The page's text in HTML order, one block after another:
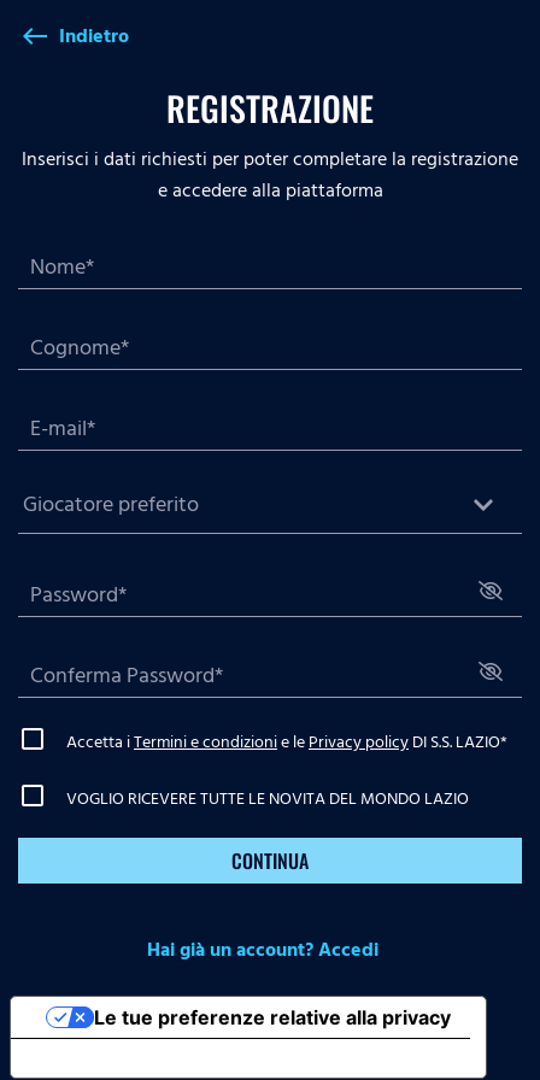
west Indietro
REGISTRAZIONE
Inserisci i dati richiesti per poter completare la registrazione
e accedere alla piattaforma
Accetta iTermini e condizionie lePrivacy policyDI S.S. LAZIO*
VOGLIO RICEVERE TUTTE LE NOVITA DEL MONDO LAZIO
CONTINUA
Hai già un account? Accedi
Le tue preferenze relative alla privacy